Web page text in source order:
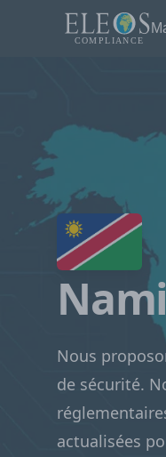
Nous
de sécurité.
actualisées